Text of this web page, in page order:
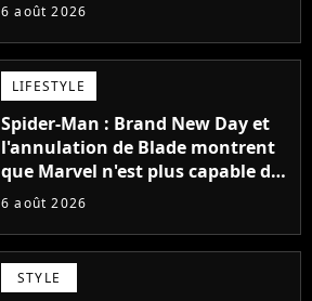
6 août 2026
LIFESTYLE
Spider-Man : Brand New Day et
l'annulation de Blade montrent
que Marvel n'est plus capable de
faire quoi que ce soit de simple
6 août 2026
STYLE